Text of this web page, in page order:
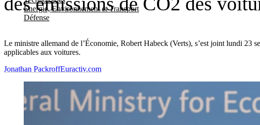
Energie, Environnement et Transport
Défense
Le ministre allemand de l’Économie, Robert Habeck (Verts), s’est joint lundi 23
applicables aux voitures.
Jonathan PackroffEuractiv.com